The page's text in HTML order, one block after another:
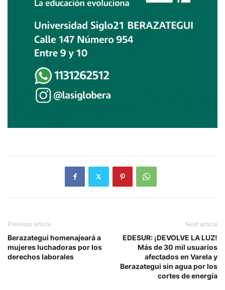
Previous article
Berazategui homenajeará a
mujeres luchadoras por los
derechos laborales
Next article
EDESUR: ¡DEVOLVE LA LUZ!
Más de 30 mil usuarios
afectados en Varela y
Berazategui sin agua por los
cortes de energía